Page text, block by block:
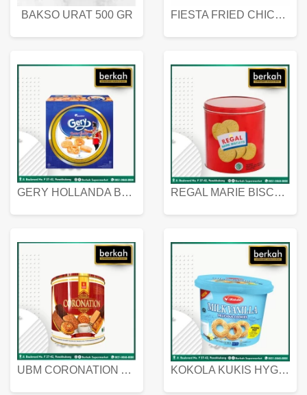
BAKSO URAT 500 GR FIESTA FRIED CHICKEN 500 GR
GERY HOLLANDA BUTTER COOKIES 450 GRAM REGAL MARIE BISCUIT KALENG 550 GRAM
UBM CORONATION ASSORTED BISKUIT KALENG 450 GRAM KOKOLA KUKIS HYGIENIC MILK VANILLA PACK 320 GR